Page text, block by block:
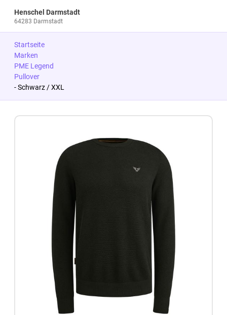
Henschel Darmstadt
64283 Darmstadt
Startseite
Marken
PME Legend
Pullover
- Schwarz / XXL